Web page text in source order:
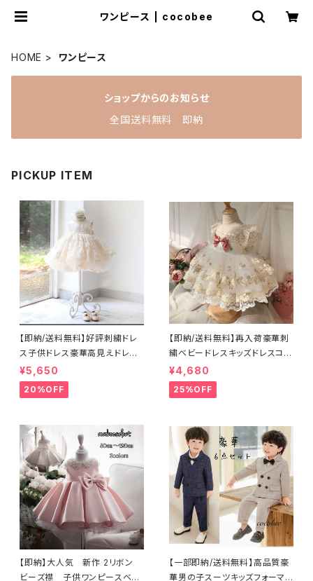
ワンピース | cocobee
HOME ワンピース
ショップからのお知らせ
全国送料無料 即納
PICKUP ITEM
【即納/送料無料】好評刺繍ドレ
ス子供ドレス豪華高見えドレ
ス ネックビーズベビードレ
ス 女のドレス子供ドレス 女
の子ワンピース セレモニージ
ドレス豪華ドレス リングガール
フラワーガール結婚式 リボン
付き ふんわりボリュームドレス
8090100110120cm
¥5,650
20%OFF
【即納/送料無料】再入荷豪華刺
繍ベビードレスキッズドレスコン
クール演奏会ジュニアドレス
お誕生日撮影結婚式発表会ドレ
ス8090100110120㎝
¥4,680
25%OFF
【即納】大人気 新作 2リボン
ビーズ襟 子供ワンピースベビ
【一部即納/送料無料】高品質豪
華男の子スーツキッズフォーマル